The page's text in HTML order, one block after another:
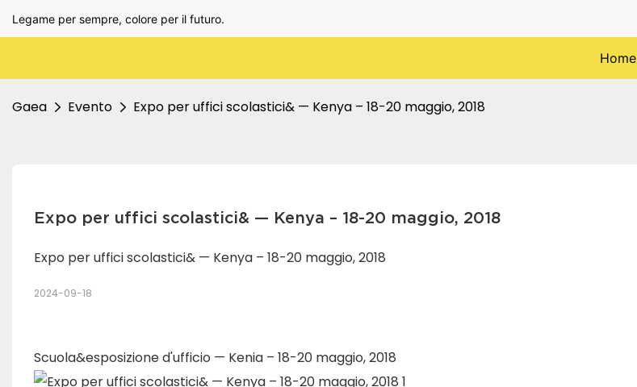
Legame per sempre, colore per il futuro.
Home
Gaea Evento Expo per uffici scolastici& — Kenya – 18-20 maggio, 2018
Expo per uffici scolastici& — Kenya – 18-20 maggio, 2018
Expo per uffici scolastici& — Kenya – 18-20 maggio, 2018
2024-09-18
Scuola&esposizione d'ufficio — Kenia – 18-20 maggio, 2018